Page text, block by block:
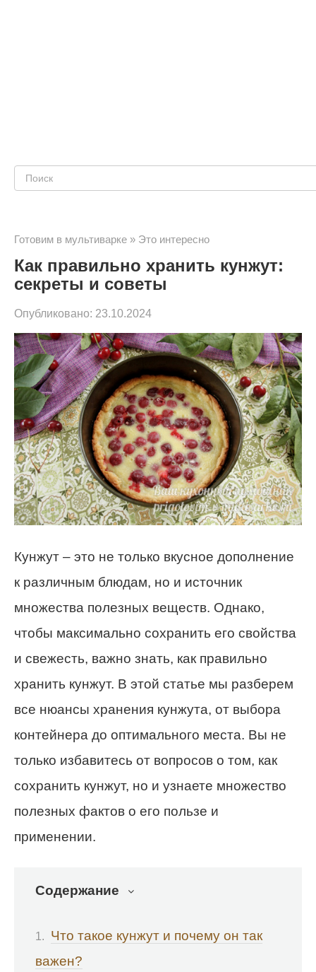
Поиск:
Готовим в мультиварке » Это интересно
Как правильно хранить кунжут:
секреты и советы
Опубликовано: 23.10.2024
Кунжут – это не только вкусное дополнение
к различным блюдам, но и источник
множества полезных веществ. Однако,
чтобы максимально сохранить его свойства
и свежесть, важно знать, как правильно
хранить кунжут. В этой статье мы разберем
все нюансы хранения кунжута, от выбора
контейнера до оптимального места. Вы не
только избавитесь от вопросов о том, как
сохранить кунжут, но и узнаете множество
полезных фактов о его пользе и
применении.
Содержание
Что такое кунжут и почему он так
важен?